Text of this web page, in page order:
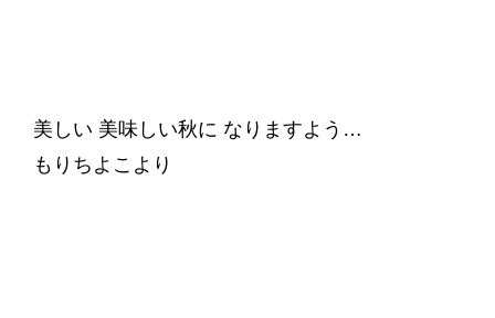
美しい 美味しい秋に なりますよう…
もりちよこより